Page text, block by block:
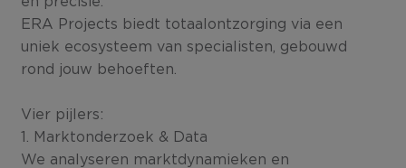
ERA Projects biedt totaalontzorging via een
uniek ecosysteem van specialisten, gebouwd
rond jouw behoeften.
Vier pijlers:
1. Marktonderzoek & Data
We analyseren marktdynamieken en